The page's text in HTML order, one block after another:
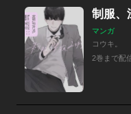
制服、
マンガ
コウキ。
2巻まで配